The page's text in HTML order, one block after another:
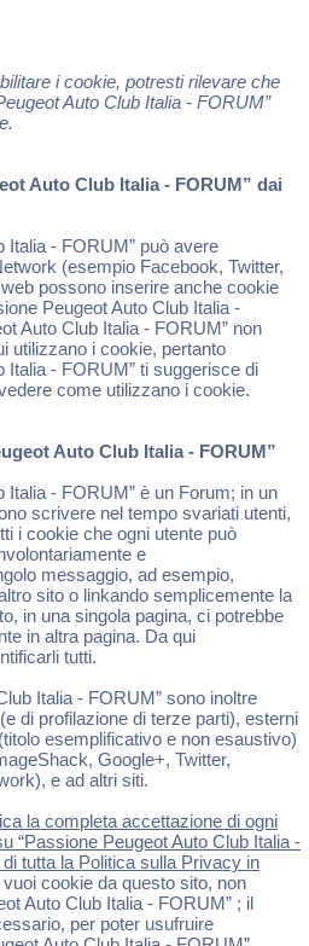
i cookie, potresti rilevare che
Auto Club Italia - FORUM”
Auto Club Italia - FORUM” dai
Italia - FORUM” può avere
(esempio Facebook, Twitter,
possono inserire anche cookie
Peugeot Auto Club Italia -
Auto Club Italia - FORUM” non
utilizzano i cookie, pertanto
Italia - FORUM” ti suggerisce di
come utilizzano i cookie.
Auto Club Italia - FORUM”
Italia - FORUM” è un Forum; in un
scrivere nel tempo svariati utenti,
i cookie che ogni utente può
e
messaggio, ad esempio,
sito o linkando semplicemente la
in una singola pagina, ci potrebbe
in altra pagina. Da qui
tutti.
Italia - FORUM” sono inoltre
di profilazione di terze parti), esterni
esemplificativo e non esaustivo)
Google+, Twitter,
e ad altri siti.
la completa accettazione di ogni
“Passione Peugeot Auto Club Italia -
tutta la Politica sulla Privacy in
vuoi cookie da questo sito, non
Auto Club Italia - FORUM” ; il
per poter usufruire